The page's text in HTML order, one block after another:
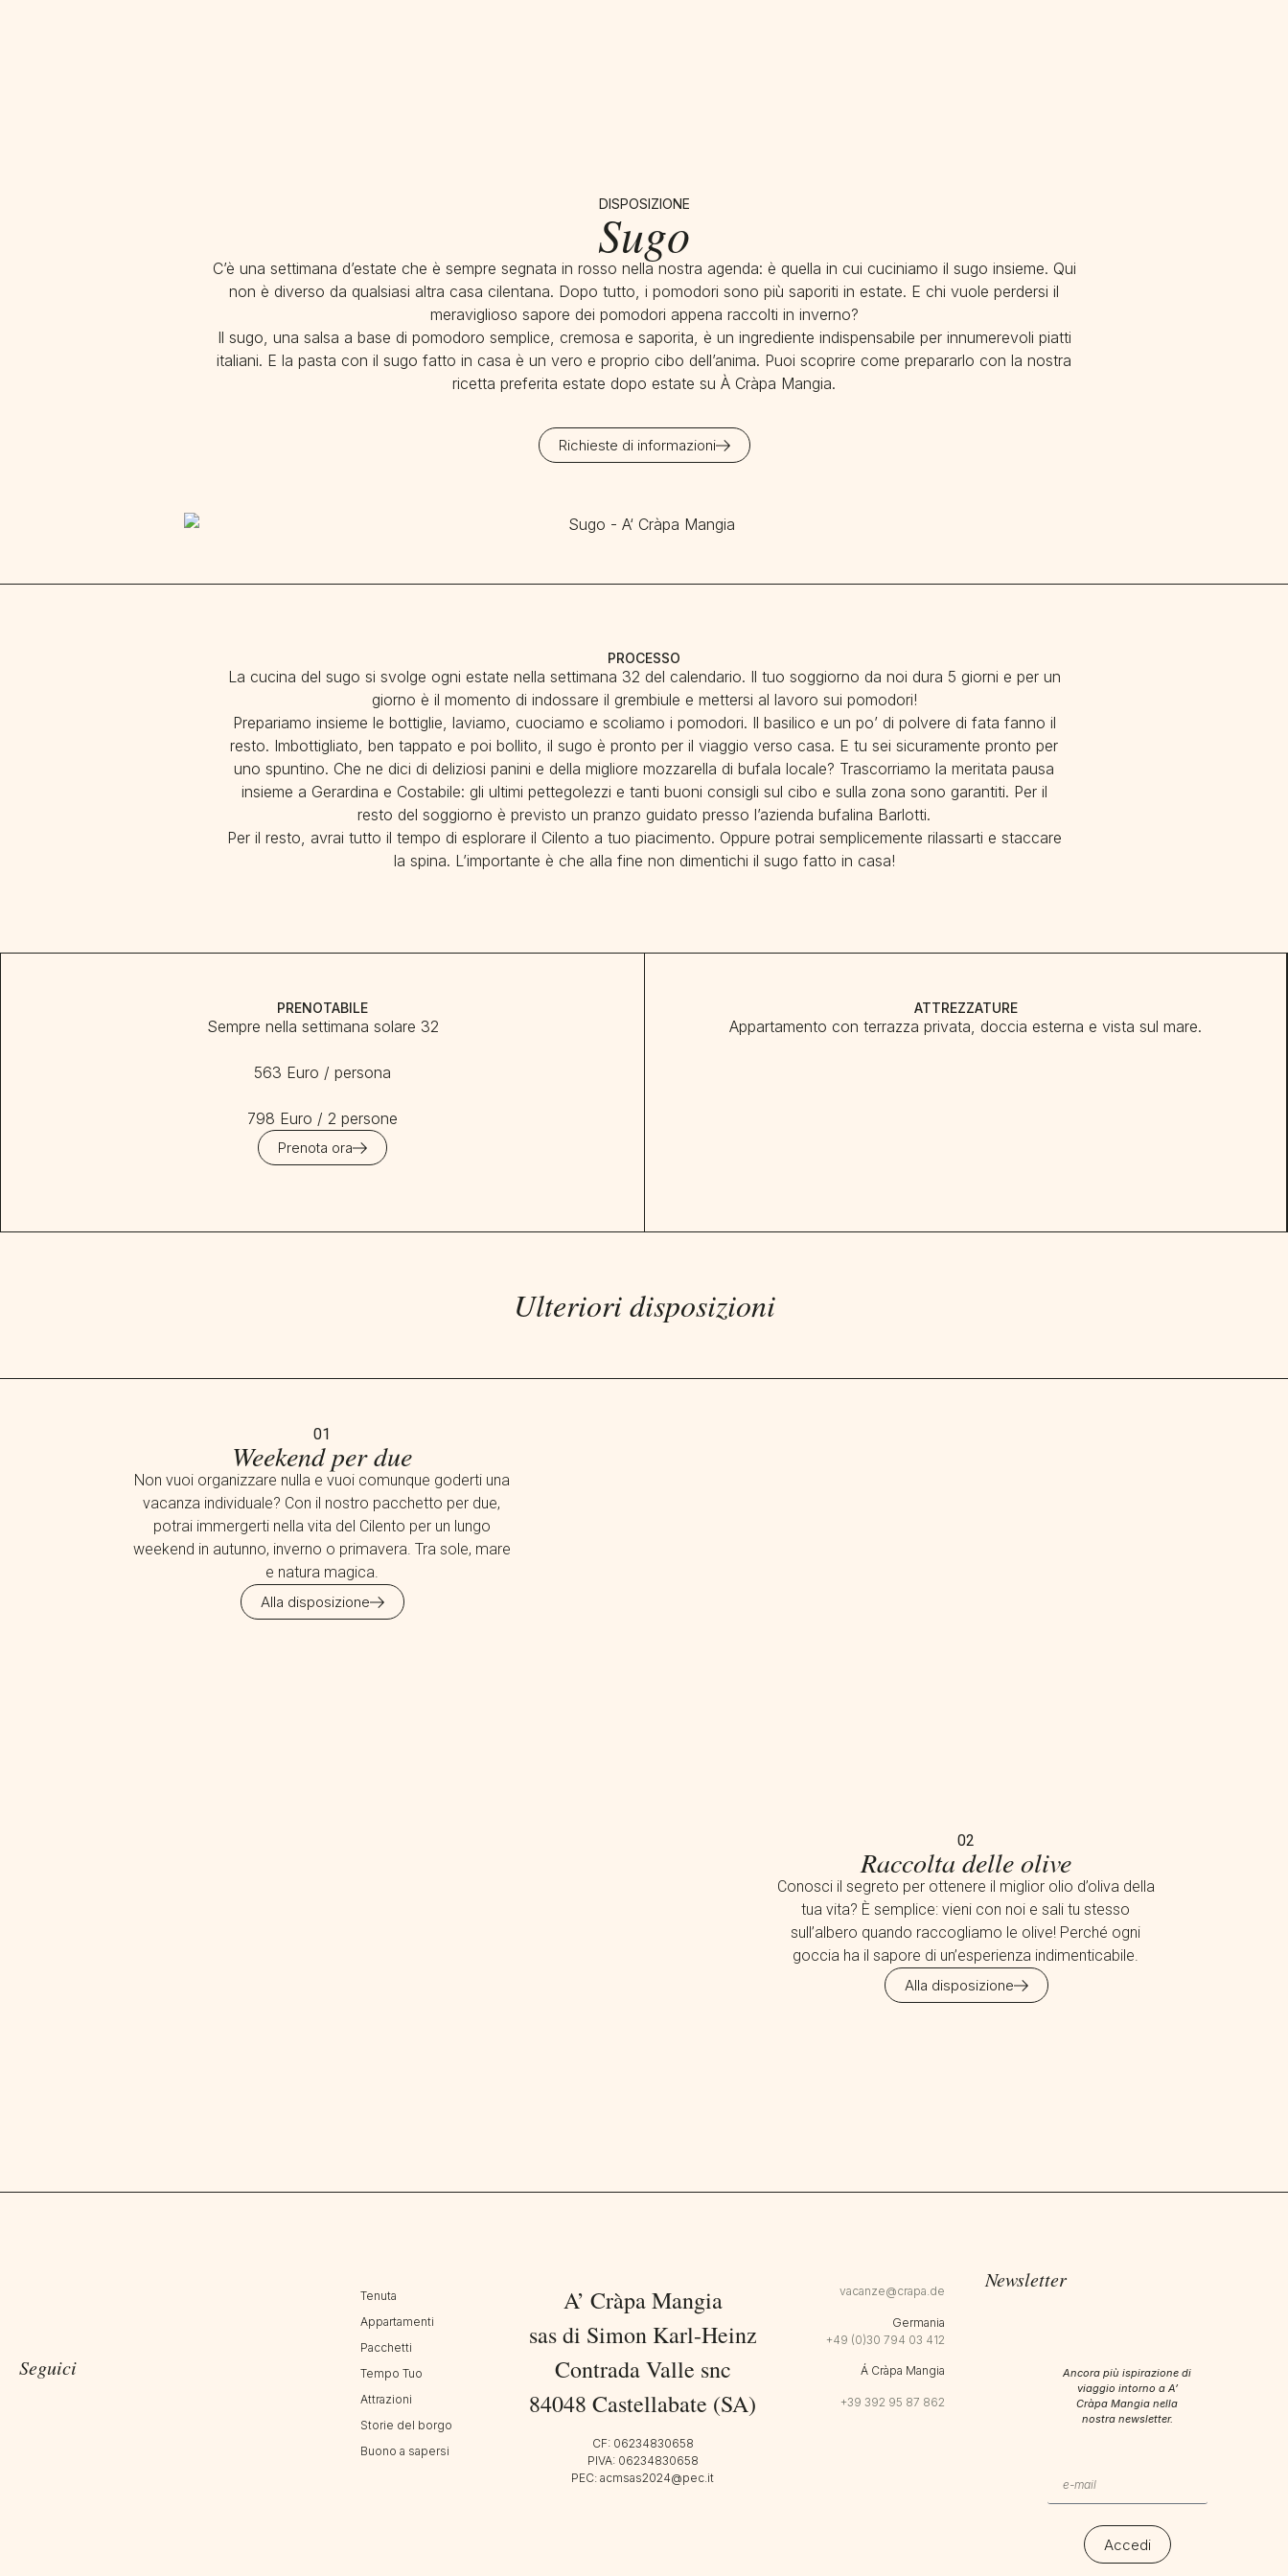
DISPOSIZIONE
Sugo
C’è una settimana d’estate che è sempre segnata in rosso nella nostra agenda: è quella in cui cuciniamo il sugo insieme. Qui
non è diverso da qualsiasi altra casa cilentana. Dopo tutto, i pomodori sono più saporiti in estate. E chi vuole perdersi il
meraviglioso sapore dei pomodori appena raccolti in inverno?
Il sugo, una salsa a base di pomodoro semplice, cremosa e saporita, è un ingrediente indispensabile per innumerevoli piatti
italiani. E la pasta con il sugo fatto in casa è un vero e proprio cibo dell’anima. Puoi scoprire come prepararlo con la nostra
ricetta preferita estate dopo estate su À Cràpa Mangia.
Richieste di informazioni
PROCESSO
La cucina del sugo si svolge ogni estate nella settimana 32 del calendario. Il tuo soggiorno da noi dura 5 giorni e per un
giorno è il momento di indossare il grembiule e mettersi al lavoro sui pomodori!
Prepariamo insieme le bottiglie, laviamo, cuociamo e scoliamo i pomodori. Il basilico e un po’ di polvere di fata fanno il
resto. Imbottigliato, ben tappato e poi bollito, il sugo è pronto per il viaggio verso casa. E tu sei sicuramente pronto per
uno spuntino. Che ne dici di deliziosi panini e della migliore mozzarella di bufala locale? Trascorriamo la meritata pausa
insieme a Gerardina e Costabile: gli ultimi pettegolezzi e tanti buoni consigli sul cibo e sulla zona sono garantiti. Per il
resto del soggiorno è previsto un pranzo guidato presso l’azienda bufalina Barlotti.
Per il resto, avrai tutto il tempo di esplorare il Cilento a tuo piacimento. Oppure potrai semplicemente rilassarti e staccare
la spina. L’importante è che alla fine non dimentichi il sugo fatto in casa!
PRENOTABILE
Sempre nella settimana solare 32
563 Euro / persona
798 Euro / 2 persone
Prenota ora
ATTREZZATURE
Appartamento con terrazza privata, doccia esterna e vista sul mare.
Ulteriori disposizioni
01
Weekend per due
Non vuoi organizzare nulla e vuoi comunque goderti una
vacanza individuale? Con il nostro pacchetto per due,
potrai immergerti nella vita del Cilento per un lungo
weekend in autunno, inverno o primavera. Tra sole, mare
e natura magica.
Alla disposizione
02
Raccolta delle olive
Conosci il segreto per ottenere il miglior olio d’oliva della
tua vita? È semplice: vieni con noi e sali tu stesso
sull’albero quando raccogliamo le olive! Perché ogni
goccia ha il sapore di un’esperienza indimenticabile.
Alla disposizione
Seguici
Tenuta
Appartamenti
Pacchetti
Tempo Tuo
Attrazioni
Storie del borgo
Buono a sapersi
A’ Cràpa Mangia
sas di Simon Karl-Heinz
Contrada Valle snc
84048 Castellabate (SA)
CF: 06234830658
PIVA: 06234830658
PEC: acmsas2024@pec.it
vacanze@crapa.de
Germania
+49 (0)30 794 03 412
Á Cràpa Mangia
+39 392 95 87 862
Newsletter
Ancora più ispirazione di
viaggio intorno a A’
Cràpa Mangia nella
nostra newsletter.
Accedi